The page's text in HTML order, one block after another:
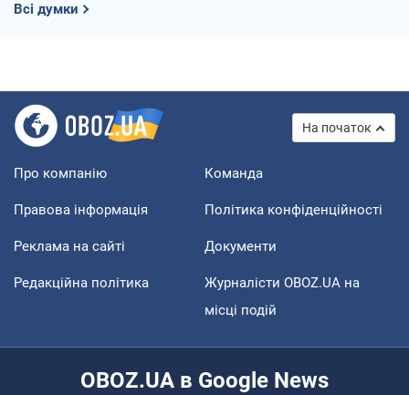
Всі думки
На початок
Про компанію Команда
Правова інформація Політика конфіденційності
Реклама на сайті Документи
Редакційна політика
Журналісти OBOZ.UA на
місці подій
OBOZ.UA в Google News